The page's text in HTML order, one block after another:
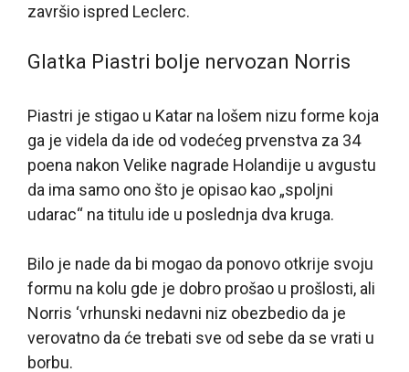
završio ispred Leclerc.
Glatka Piastri bolje nervozan Norris
Piastri je stigao u Katar na lošem nizu forme koja
ga je videla da ide od vodećeg prvenstva za 34
poena nakon Velike nagrade Holandije u avgustu
da ima samo ono što je opisao kao „spoljni
udarac“ na titulu ide u poslednja dva kruga.
Bilo je nade da bi mogao da ponovo otkrije svoju
formu na kolu gde je dobro prošao u prošlosti, ali
Norris ‘vrhunski nedavni niz obezbedio da je
verovatno da će trebati sve od sebe da se vrati u
borbu.